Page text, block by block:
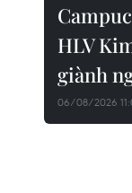
HLV
giành
06/08/2026